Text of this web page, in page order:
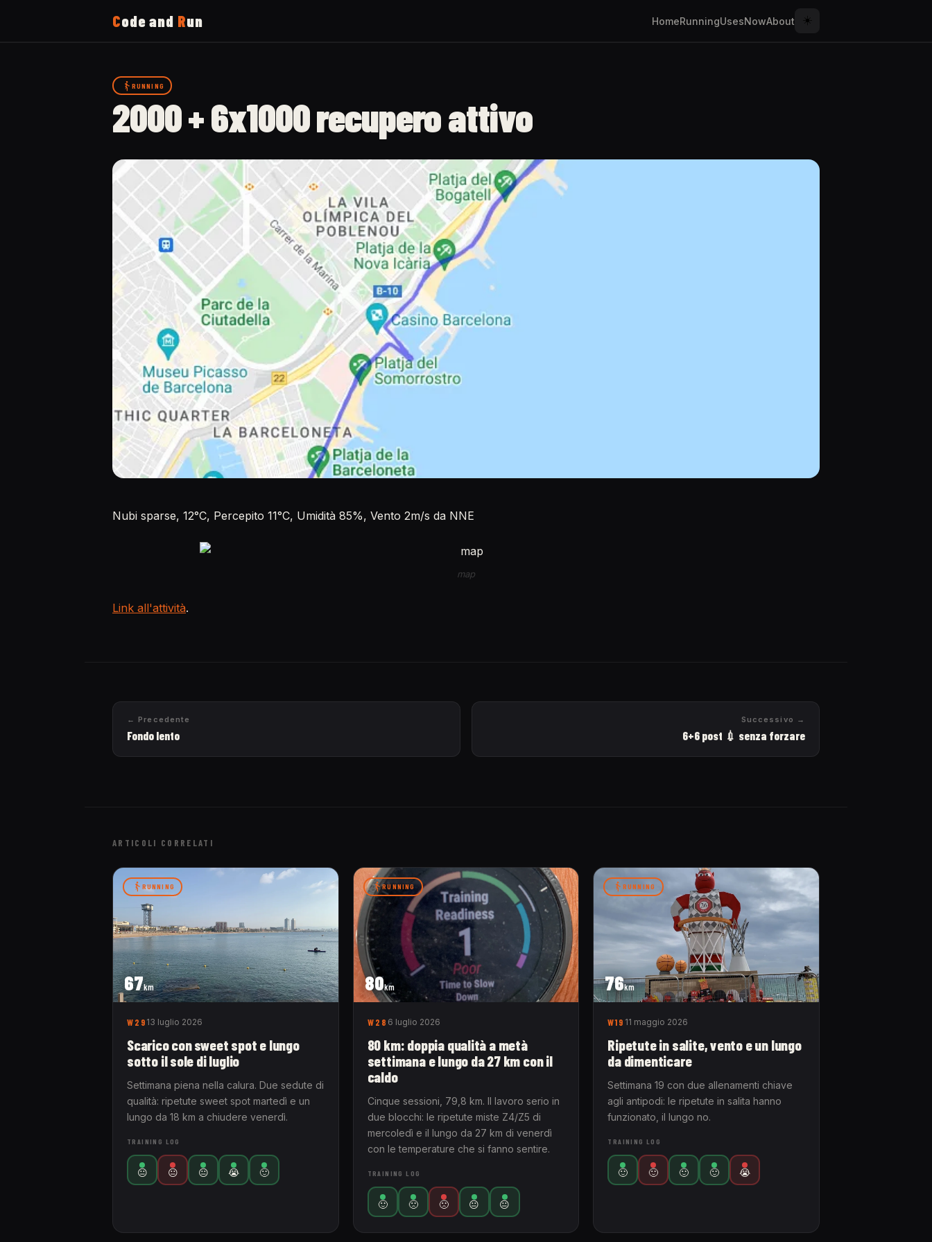
Code and Run HomeRunningUsesNowAbout ☀️
RUNNING
2000 + 6x1000 recupero attivo
Nubi sparse, 12°C, Percepito 11°C, Umidità 85%, Vento 2m/s da NNE
map
Link all'attività.
← Precedente
Fondo lento
Successivo →
6+6 post 💉 senza forzare
ARTICOLI CORRELATI
67km
RUNNING
W29 13 luglio 2026
Scarico con sweet spot e lungo
sotto il sole di luglio
Settimana piena nella calura. Due sedute di
qualità: ripetute sweet spot martedì e un
lungo da 18 km a chiudere venerdì.
TRAINING LOG
😐 😐 😐 😭 🙂
80km
RUNNING
W28 6 luglio 2026
80 km: doppia qualità a metà
settimana e lungo da 27 km con il
caldo
Cinque sessioni, 79,8 km. Il lavoro serio in
due blocchi: le ripetute miste Z4/Z5 di
mercoledì e il lungo da 27 km di venerdì
con le temperature che si fanno sentire.
TRAINING LOG
🙂 🙁 🙁 😐 😐
76km
RUNNING
W19 11 maggio 2026
Ripetute in salite, vento e un lungo
da dimenticare
Settimana 19 con due allenamenti chiave
agli antipodi: le ripetute in salita hanno
funzionato, il lungo no.
TRAINING LOG
🙂 🙂 🙂 🙂 😭